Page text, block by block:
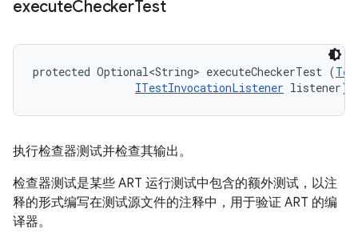
executeCheckerTest
protected Optional<String> executeCheckerTest (
ITestInvocationListener listener)
执行检查器测试并检查其输出。
检查器测试是某些 ART 运行测试中包含的额外测试，以注
释的形式编写在测试源文件的注释中，用于验证 ART 的编
译器。